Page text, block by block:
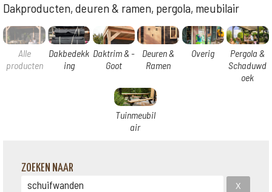
Dakproducten, deuren & ramen, pergola, meubilair
Alle
producten
Dakbedekk
ing
Daktrim & -
Goot
Deuren &
Ramen
Overig
Pergola &
Schaduwd
oek
Tuinmeubil
air
ZOEKEN NAAR